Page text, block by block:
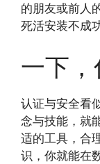
的朋友或前人
死活安装不成功
一下
认证与安全看
念与技能，就
适的工具，合
识，你就能在